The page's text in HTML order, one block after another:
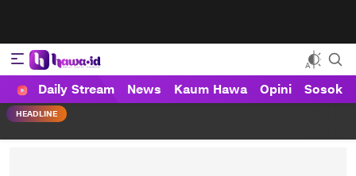
HAWA
Haluan Wanita Indonesia
Daily Stream News Kaum Hawa Opini Sosok
HEADLINE